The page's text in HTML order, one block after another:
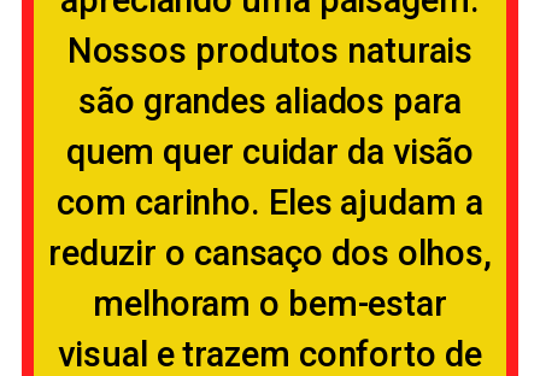
Nossos produtos naturais
são grandes aliados para
quem quer cuidar da visão
com carinho. Eles ajudam a
reduzir o cansaço dos olhos,
melhoram o bem-estar
visual e trazem conforto de